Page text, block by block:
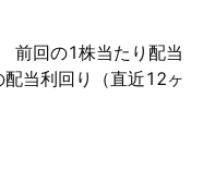
前回の1株当たり配当
当利回り（直近12ヶ